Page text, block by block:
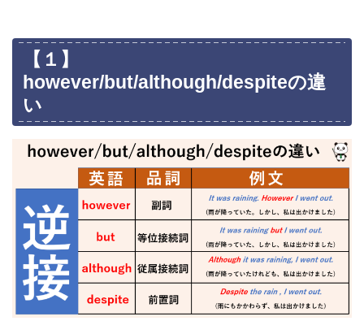
【１】
however/but/although/despiteの違
い